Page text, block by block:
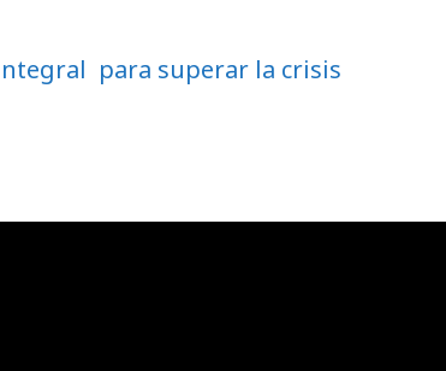
para superar la crisis